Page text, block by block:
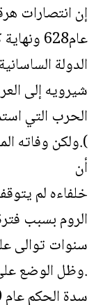
إن انتصارات
عام628
الدولة
شيرويه إلى
).ولكن وفاته
أن
خلفاءه لم
الروم بسبب
سنوات توالى
.وظل الوضع